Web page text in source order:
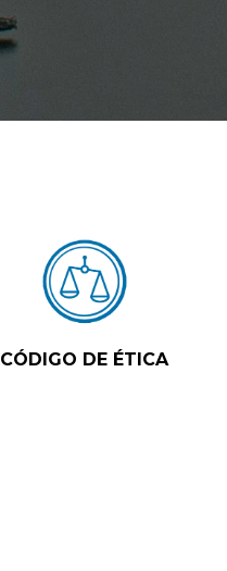
CÓDIGO DE ÉTICA